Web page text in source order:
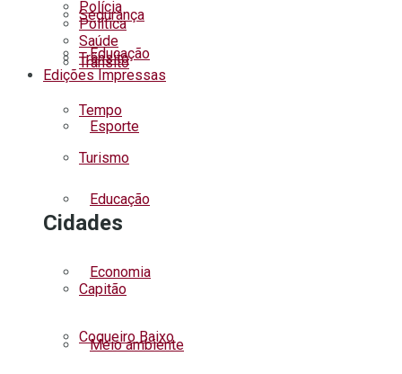
Educação
Esporte
Educação
Economia
Meio ambiente
Segurança
Trânsito
Tempo
Turismo
Cidades
Capitão
Coqueiro Baixo
Polícia
Política
Saúde
Trânsito
Edições Impressas